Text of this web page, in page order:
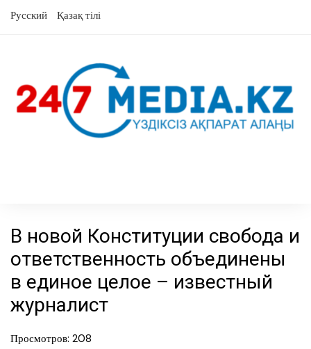
Русский Қазақ тілі
В новой Конституции свобода и
ответственность объединены
в единое целое – известный
журналист
Просмотров: 208